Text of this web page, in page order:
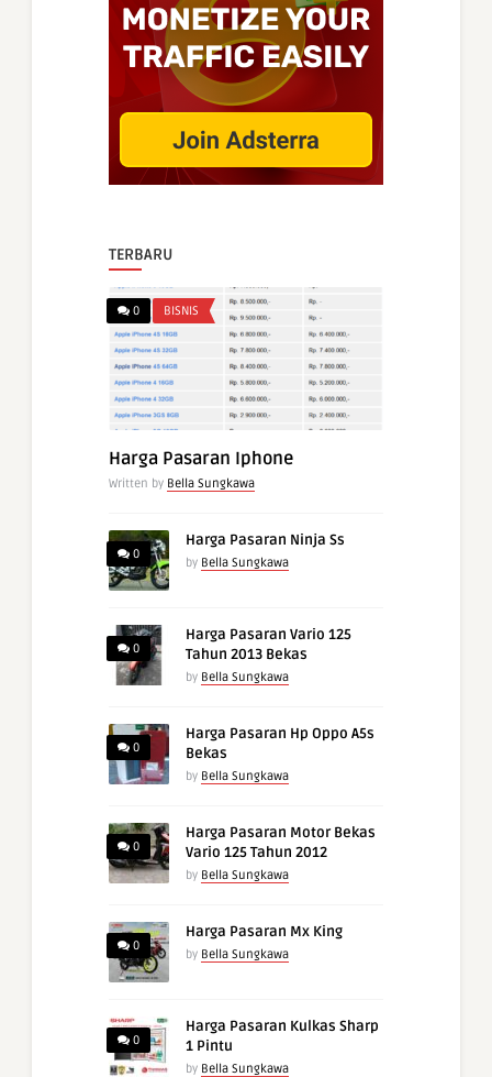
TERBARU
0 BISNIS
Harga Pasaran Iphone
Written by Bella Sungkawa
0
Harga Pasaran Ninja Ss
by Bella Sungkawa
0
Harga Pasaran Vario 125
Tahun 2013 Bekas
by Bella Sungkawa
0
Harga Pasaran Hp Oppo A5s
Bekas
by Bella Sungkawa
0
Harga Pasaran Motor Bekas
Vario 125 Tahun 2012
by Bella Sungkawa
0
Harga Pasaran Mx King
by Bella Sungkawa
0
Harga Pasaran Kulkas Sharp
1 Pintu
by Bella Sungkawa